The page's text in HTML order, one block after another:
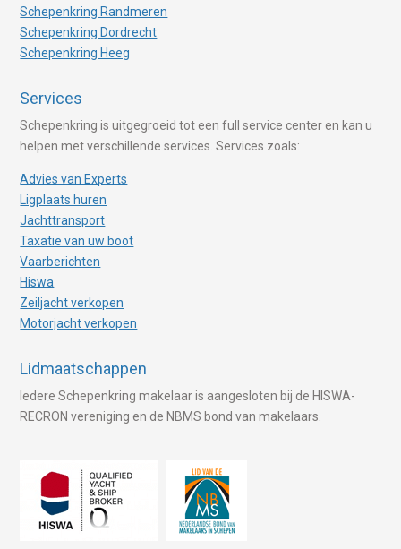
Schepenkring Randmeren
Schepenkring Dordrecht
Schepenkring Heeg
Services
Schepenkring is uitgegroeid tot een full service center en kan u
helpen met verschillende services. Services zoals:
Advies van Experts
Ligplaats huren
Jachttransport
Taxatie van uw boot
Vaarberichten
Hiswa
Zeiljacht verkopen
Motorjacht verkopen
Lidmaatschappen
Iedere Schepenkring makelaar is aangesloten bij de HISWA-
RECRON vereniging en de NBMS bond van makelaars.